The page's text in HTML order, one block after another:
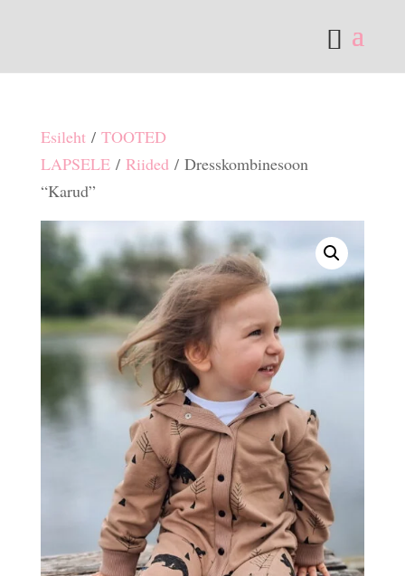
Esileht/ TOOTED
LAPSELE/ Riided/ Dresskombinesoon
“Karud”